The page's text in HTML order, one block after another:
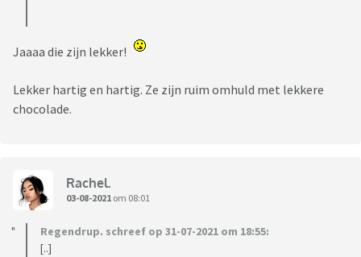
Jaaaa die zijn lekker!
Lekker hartig en hartig. Ze zijn ruim omhuld met lekkere
chocolade.
Rachel.
03-08-2021 om 08:01
Regendrup. schreef op 31-07-2021 om 18:55:
[..]